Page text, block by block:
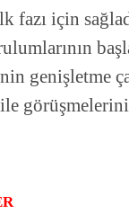
fazı için
genişletme
görüşmelerini